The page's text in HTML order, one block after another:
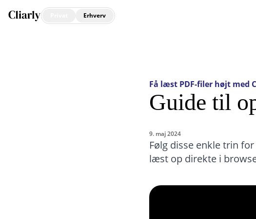
Erhverv
Få læst PDF-filer højt med
Guide til
9. maj 2024
Følg disse enkle trin
læst op direkte i